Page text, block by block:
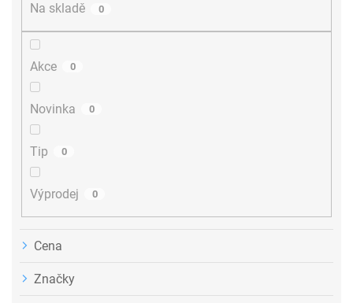
Na skladě 0
Akce 0
Novinka 0
Tip 0
Výprodej 0
Cena
Značky